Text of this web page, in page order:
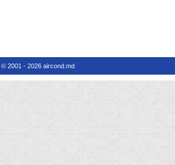
© 2001 - 2026 aircond.md